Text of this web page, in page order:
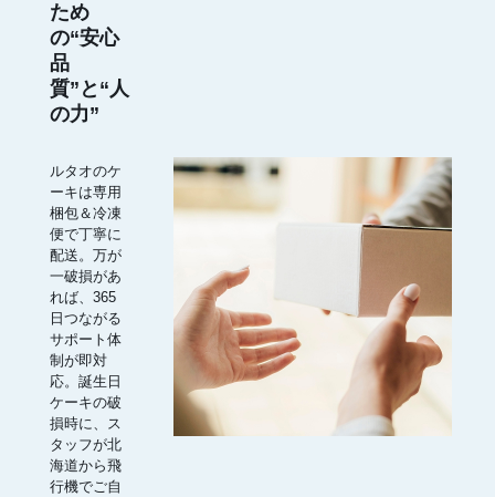
ため
の“安心
品
質”と“人
の力”
ルタオのケ
ーキは専用
梱包＆冷凍
便で丁寧に
配送。万が
一破損があ
れば、365
日つながる
サポート体
制が即対
応。誕生日
ケーキの破
損時に、ス
タッフが北
海道から飛
行機でご自